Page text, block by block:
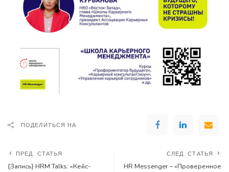
ПОДЕЛИТЬСЯ НА
ПРЕД. СТАТЬЯ
{Запись} HRM Talks: «Кейс-
СЛЕД. СТАТЬЯ
HR Messenger – «Проверенное